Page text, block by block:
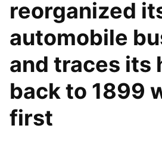
reorganized
automobile
and traces its
back to 1899
first